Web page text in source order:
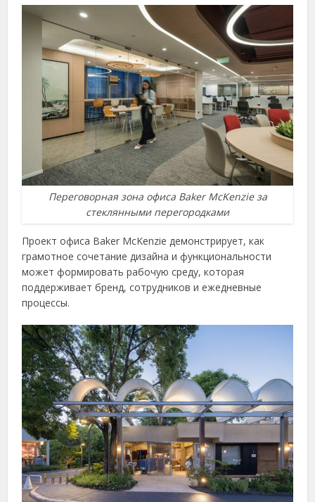
Переговорная зона офиса Baker McKenzie за
стеклянными перегородками
Проект офиса Baker McKenzie демонстрирует, как
грамотное сочетание дизайна и функциональности
может формировать рабочую среду, которая
поддерживает бренд, сотрудников и ежедневные
процессы.